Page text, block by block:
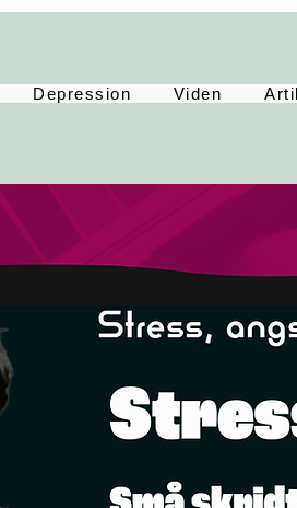
Depression Viden